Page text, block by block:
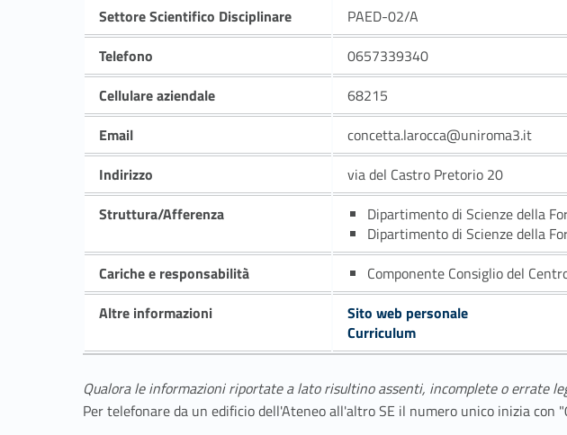
Settore Scientifico Disciplinare
PAED-02/A
Telefono
0657339340
Cellulare aziendale
68215
Email
concetta.larocca@uniroma3.it
Indirizzo
via del Castro Pretorio 20
Struttura/Afferenza
Dipartimento di Scienze della
Dipartimento di Scienze della
Cariche e responsabilità
Componente Consiglio del
Altre informazioni
Sito web personale
Curriculum
Qualora le informazioni riportate a lato risultino assenti, incomplete o errate
Per telefonare da un edificio dell'Ateneo all'altro SE il numero unico inizia